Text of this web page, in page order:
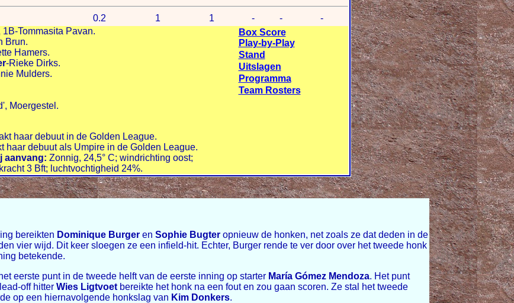
0.2 1 1 - -
-
Box Score
Play-by-Play
Stand
Uitslagen
Programma
Team Rosters
Tommasita Pavan.
Brun.
Hamers.
-Rieke Dirks.
Mulders.
Moergestel.
haar debuut in de Golden League.
haar debuut als Umpire in de Golden League.
aanvang: Zonnig, 24,5° C; windrichting oost;
3 Bft; luchtvochtigheid 24%.
bereikten Dominique Burger en Sophie Bugter opnieuw de honken, net zoals ze dat deden in de
vier wijd. Dit keer sloegen ze een infield-hit. Echter, Burger rende te ver door over het tweede honk
betekende.
eerste punt in de tweede helft van de eerste inning op starter María Gómez Mendoza. Het punt
off hitter Wies Ligtvoet bereikte het honk na een fout en zou gaan scoren. Ze stal het tweede
op een hiernavolgende honkslag van Kim Donkers.